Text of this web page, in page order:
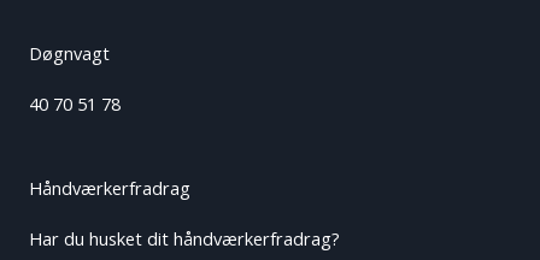
Håndværkerfradrag
Har du husket dit håndværkerfradrag?
Døgnvagt
40 70 51 78